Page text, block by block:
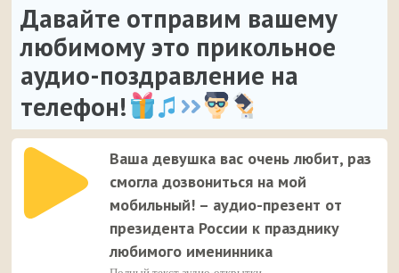
Давайте отправим вашему
любимому это прикольное
аудио-поздравление на
телефон!
Ваша девушка вас очень любит, раз
смогла дозвониться на мой
мобильный! – аудио-презент от
президента России к празднику
любимого именинника